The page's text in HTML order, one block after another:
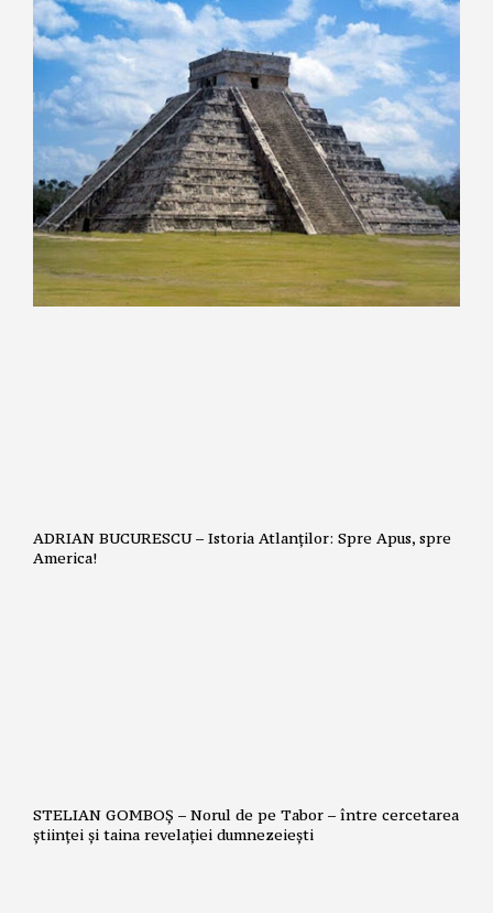
ADRIAN BUCURESCU – Istoria Atlanților: Spre Apus, spre
America!
STELIAN GOMBOȘ – Norul de pe Tabor – între cercetarea
științei și taina revelației dumnezeiești